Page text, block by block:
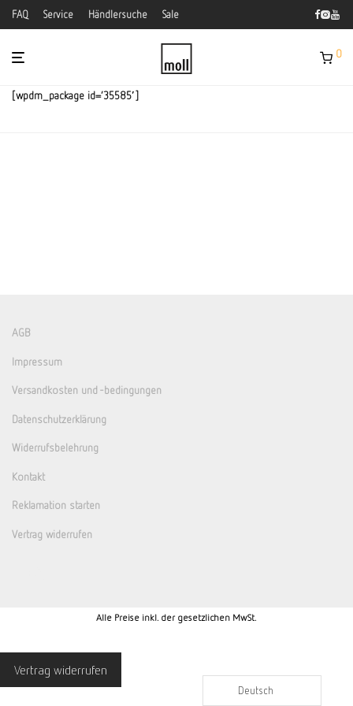
FAQ Service Händlersuche Sale
0
[wpdm_package id=’35585′]
AGB
Impressum
Versandkosten und -bedingungen
Datenschutzerklärung
Widerrufsbelehrung
Kontakt
Reklamation starten
Vertrag widerrufen
Alle Preise inkl. der gesetzlichen MwSt.
Vertrag widerrufen
Deutsch